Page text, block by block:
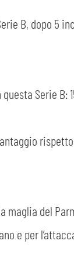
B, dopo 5
Serie B:
maglia del
e per